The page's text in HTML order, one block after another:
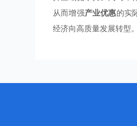
从而增强产业优惠的实
经济向高质量发展转型。